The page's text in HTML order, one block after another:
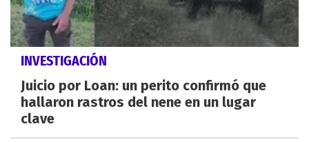
INVESTIGACIÓN
Juicio por Loan: un perito confirmó que
hallaron rastros del nene en un lugar
clave